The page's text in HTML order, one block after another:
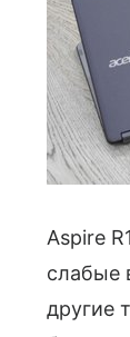
Aspire
слабые
другие